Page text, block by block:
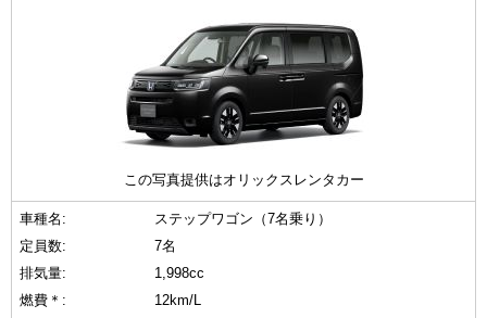
この写真提供はオリックスレンタカー
車種名:
ステップワゴン（7名乗り）
定員数:
7名
排気量:
1,998cc
燃費＊:
12km/L